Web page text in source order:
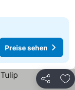
Preise sehen
Teilen